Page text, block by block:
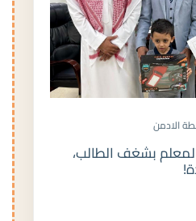
الادمن
بشغف الطالب،